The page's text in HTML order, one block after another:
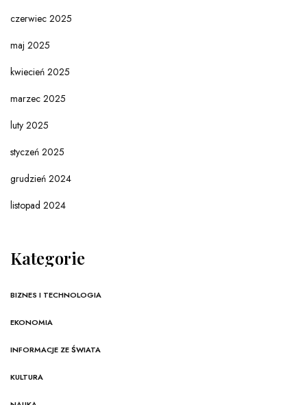
czerwiec 2025
maj 2025
kwiecień 2025
marzec 2025
luty 2025
styczeń 2025
grudzień 2024
listopad 2024
Kategorie
BIZNES I TECHNOLOGIA
EKONOMIA
INFORMACJE ZE ŚWIATA
KULTURA